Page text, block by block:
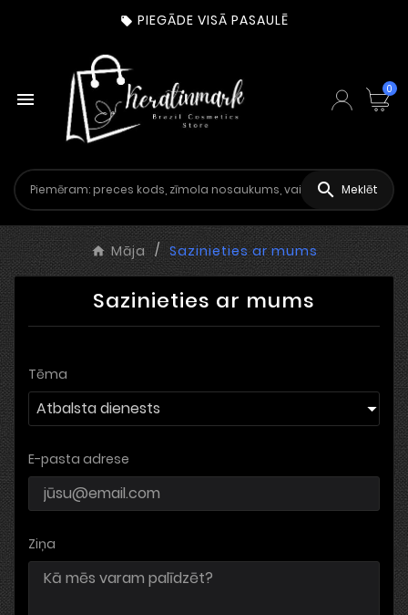
 PIEGĀDE VISĀ PASAULĒ
 0
 Meklēt
Māja Sazinieties ar mums
Sazinieties ar mums
Tēma
E-pasta adrese
Ziņa